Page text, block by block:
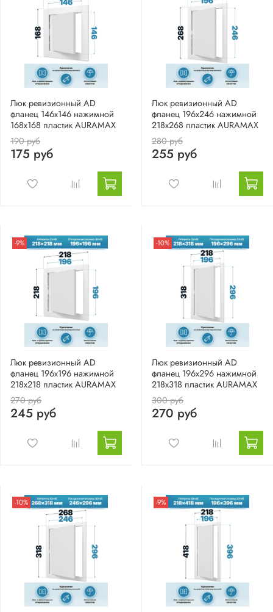
Люк ревизионный AD
фланец 146х146 нажимной
168х168 пластик AURAMAX
190 руб
175 руб
Люк ревизионный AD
фланец 196х246 нажимной
218х268 пластик AURAMAX
280 руб
255 руб
-9%
Люк ревизионный AD
фланец 196х196 нажимной
218х218 пластик AURAMAX
270 руб
245 руб
-10%
Люк ревизионный AD
фланец 196х296 нажимной
218х318 пластик AURAMAX
300 руб
270 руб
-10% -9%